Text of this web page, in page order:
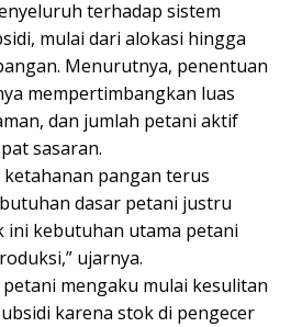
terhadap sistem
mulai dari alokasi hingga
Menurutnya, penentuan
mempertimbangkan luas
dan jumlah petani aktif
sasaran.
ketahanan pangan terus
dasar petani justru
ini kebutuhan utama petani
ujarnya.
mengaku mulai kesulitan
karena stok di pengecer